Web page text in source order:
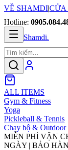
VỀ SHAMDI|CỬA
Hotline:
Shamdi.
ALL ITEMS
Gym & Fitness
Yoga
Pickleball & Tennis
Chạy bộ & Outdoor
MIỄN PHÍ VẬN
NGÀY | BẢO